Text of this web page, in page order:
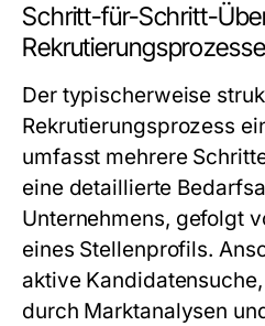
Schritt-für-Schritt-
Der typischerweise
Rekrutierungsprozess
umfasst mehrere
eine detaillierte
Unternehmens, gefolgt
eines Stellenprofils.
aktive
durch Marktanalysen